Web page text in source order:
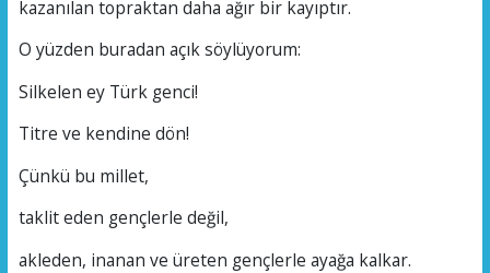
kazanılan topraktan daha ağır bir kayıptır.
O yüzden buradan açık söylüyorum:
Silkelen ey Türk genci!
Titre ve kendine dön!
Çünkü bu millet,
taklit eden gençlerle değil,
akleden, inanan ve üreten gençlerle ayağa kalkar.